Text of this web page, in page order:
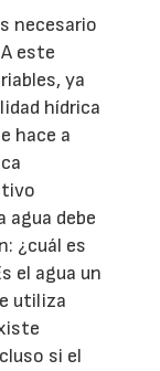
necesario
este
ya
hídrica
hace a
agua debe
¿cuál es
el agua un
utiliza
si el